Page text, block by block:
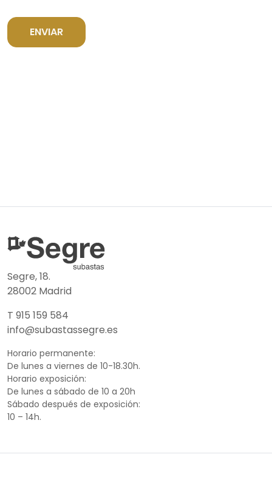
ENVIAR
Segre, 18.
28002 Madrid
T 915 159 584
info@subastassegre.es
Horario permanente:
De lunes a viernes de 10-18.30h.
Horario exposición:
De lunes a sábado de 10 a 20h
Sábado después de exposición:
10 – 14h.